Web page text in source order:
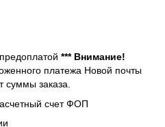
*** Внимание!
платежа Новой почты
суммы заказа.
счет ФОП